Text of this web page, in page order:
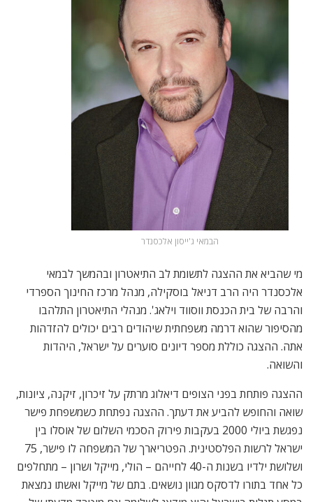
הבמאי ג'ייסון אלכסנדר
מי שהביא את ההצגה לתשומת לב התיאטרון ובהמשך לבמאי
אלכסנדר היה הרב דניאל בוסקילה, מנהל מרכז החינוך הספרדי
והרבה של בית הכנסת ווסווד וילאג'. מנהלי התיאטרון התלהבו
מהסיפור שהוא דרמה משפחתית שיהודים רבים יכולים להזדהות
אתה. ההצגה כוללת מספר דיונים סוערים על ישראל, היהדות
והשואה.
ההצגה פותחת בפני הצופים דיאלוג מרתק על זיכרון, זיקנה, ציונות,
שואה והחופש להביע את דעתך. ההצגה נפתחת כשמשפחת פישר
נפגשת ביולי 2000 בעקבות פירוק הסכמי השלום של אוסלו בין
ישראל לרשות הפלסטינית. הפטריארך של המשפחה לו פישר, 75
ושלושת ילדיו בשנות ה-40 לחייהם – הולי, מייקל ושרון – מתחלפים
כל אחד בתורו לדסקס מגוון נושאים. בתם של מייקל ואשתו נמצאת